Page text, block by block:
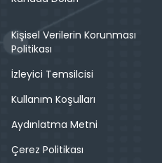
Kişisel Verilerin Korunması
Politikası
İzleyici Temsilcisi
Kullanım Koşulları
Aydınlatma Metni
Çerez Politikası